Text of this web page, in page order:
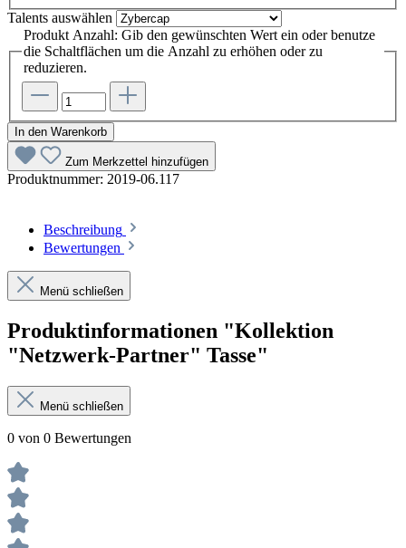
Talents auswählen
Produkt Anzahl: Gib den gewünschten Wert ein oder benutze
die Schaltflächen um die Anzahl zu erhöhen oder zu
reduzieren.
In den Warenkorb
Zum Merkzettel hinzufügen
Produktnummer: 2019-06.117
Beschreibung
Bewertungen
Menü schließen
Produktinformationen "Kollektion
"Netzwerk-Partner" Tasse"
Menü schließen
0 von 0 Bewertungen